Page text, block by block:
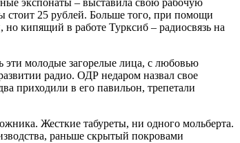
экспонаты – выставила свою рабочую
стоит 25 рублей. Больше того, при помощи
кипящий в работе Турксиб – радиосвязь на
молодые загорелые лица, с любовью
радио. ОДР недаром назвал свое
приходили в его павильон, трепетали
Жесткие табуреты, ни одного мольберта.
раньше скрытый покровами